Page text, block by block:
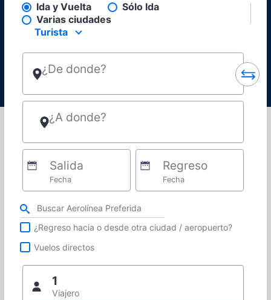
Pick your flight type
Ida y Vuelta
Sólo Ida
Varias ciudades
Select your preferred seating class.
Turista
¿De donde?
¿A donde?
Salida
Fecha
Regreso
Fecha
Refina tu búsqueda por aerolínea, ciudad o aeropuerto o vuelos directos
¿Regreso hacia o desde otra ciudad / aeropuerto?
Vuelos directos
1
Viajero